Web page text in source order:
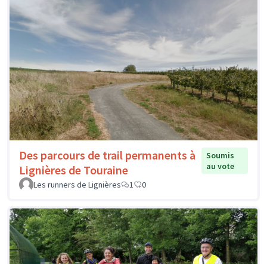
Des parcours de trail permanents à
Lignières de Touraine
Soumis
au vote
Les runners de Lignières
1 0